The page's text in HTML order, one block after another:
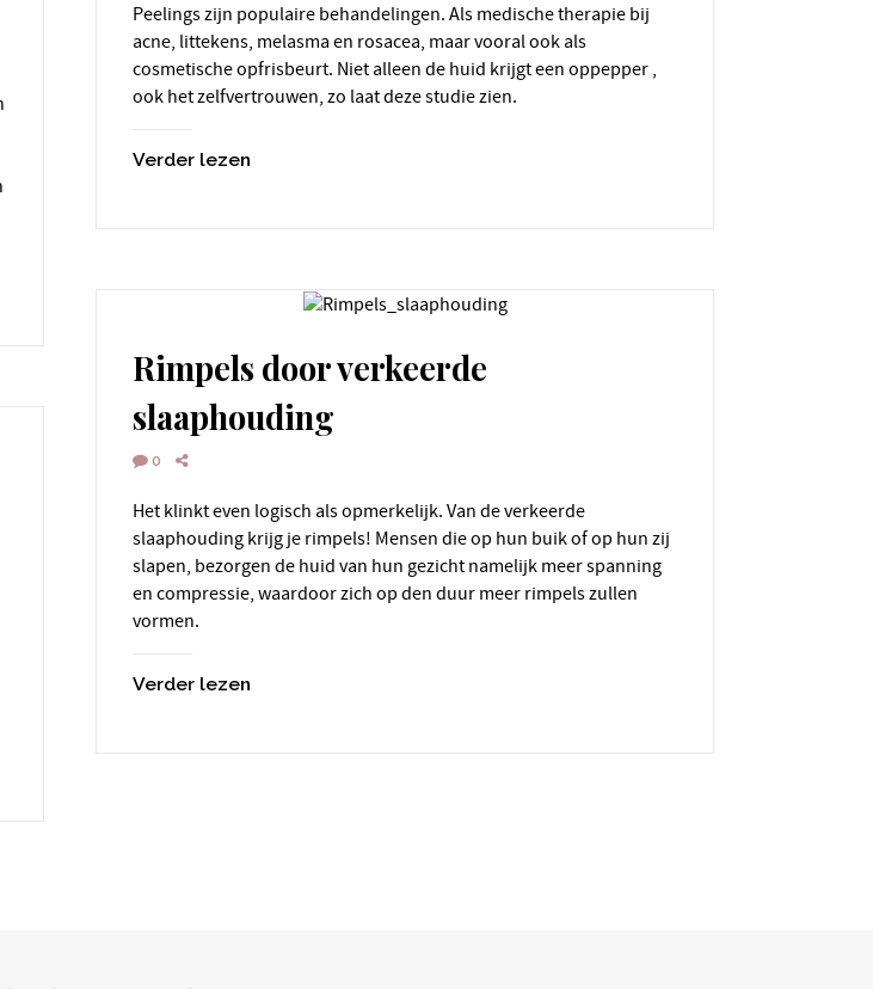
Peelings zijn populaire behandelingen. Als medische therapie bij
acne, littekens, melasma en rosacea, maar vooral ook als
cosmetische opfrisbeurt. Niet alleen de huid krijgt een oppepper ,
ook het zelfvertrouwen, zo laat deze studie zien.
Verder lezen
Rimpels door verkeerde
slaaphouding
0
Het klinkt even logisch als opmerkelijk. Van de verkeerde
slaaphouding krijg je rimpels! Mensen die op hun buik of op hun zij
slapen, bezorgen de huid van hun gezicht namelijk meer spanning
en compressie, waardoor zich op den duur meer rimpels zullen
vormen.
Verder lezen